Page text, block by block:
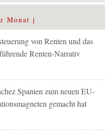
Monat
von Renten und das
Renten-Narrativ
Spanien zum neuen EU-
gemacht hat